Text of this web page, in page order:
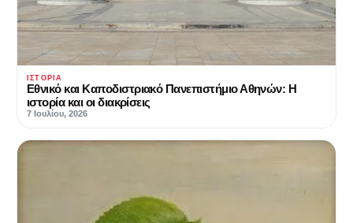
ΙΣΤΟΡΊΑ
Εθνικό και Καποδιστριακό Πανεπιστήμιο Αθηνών: Η
ιστορία και οι διακρίσεις
7 Ιουλίου, 2026